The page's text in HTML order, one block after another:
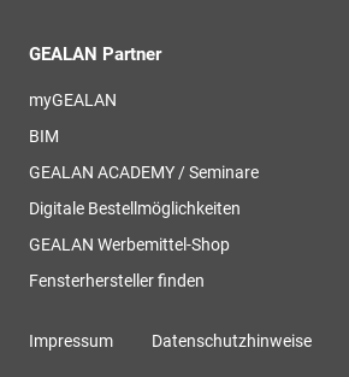
GEALAN Partner
myGEALAN
BIM
GEALAN ACADEMY / Seminare
Digitale Bestellmöglichkeiten
GEALAN Werbemittel-Shop
Fensterhersteller finden
Impressum Datenschutzhinweise